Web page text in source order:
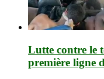
Lutte contre le
première ligne